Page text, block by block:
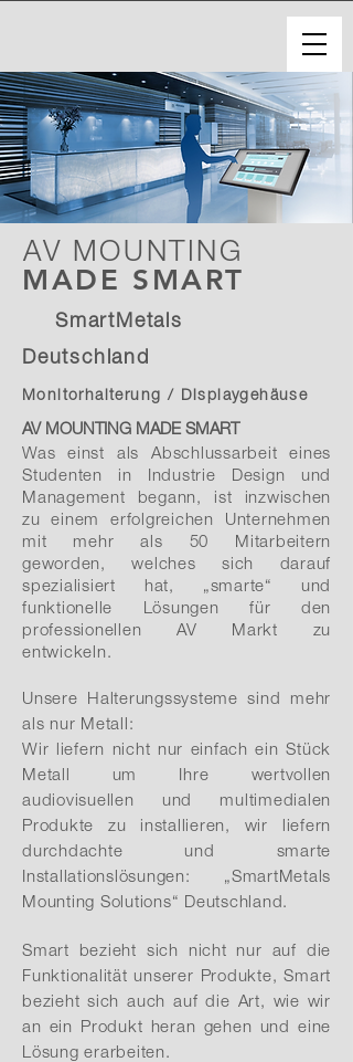
AV MOUNTING
MADE SMART
SmartMetals
Deutschland
Monitorhalterung / Displaygehäuse
AV MOUNTING MADE SMART
Was einst als Abschlussarbeit eines
Studenten in Industrie Design und
Management begann, ist inzwischen
zu einem erfolgreichen Unternehmen
mit mehr als 50 Mitarbeitern
geworden, welches sich darauf
spezialisiert hat, „smarte“ und
funktionelle Lösungen für den
professionellen AV Markt zu
entwickeln.
Unsere Halterungssysteme sind mehr
als nur Metall:
Wir liefern nicht nur einfach ein Stück
Metall um Ihre wertvollen
audiovisuellen und multimedialen
Produkte zu installieren, wir liefern
durchdachte und smarte
Installationslösungen: „SmartMetals
Mounting Solutions“ Deutschland.
Smart bezieht sich nicht nur auf die
Funktionalität unserer Produkte, Smart
bezieht sich auch auf die Art, wie wir
an ein Produkt heran gehen und eine
Lösung erarbeiten.